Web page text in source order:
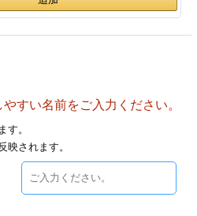
すい名前をご入力ください。
す。
映されます。